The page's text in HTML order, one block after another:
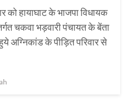
को हायाघाट के भाजपा विधायक
चकवा भड़वारी पंचायत के बेंता
अग्निकांड के पीड़ित परिवार से